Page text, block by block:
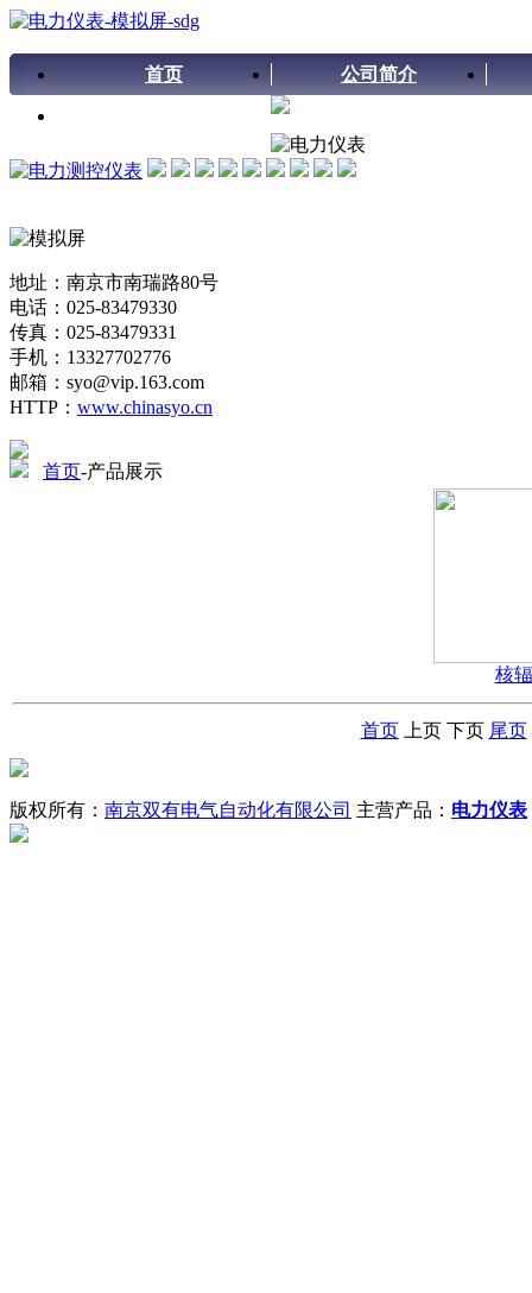
首页 公司简介
地址：南京市南瑞路80号
电话：025-83479330
传真：025-83479331
手机：13327702776
邮箱：syo@vip.163.com
HTTP： www.chinasyo.cn
首页-产品展示
核
首页 上页 下页 尾页
版权所有： 南京双有电气自动化有限公司 主营产品： 电力仪表